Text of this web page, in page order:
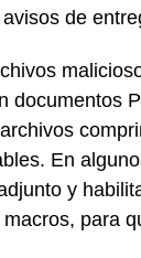
de
documentos
En
y
para